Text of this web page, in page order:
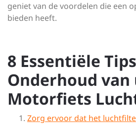
geniet van de voordelen die een
bieden heeft.
8 Essentiële
Onderhoud van
Motorfiets
Zorg ervoor dat het